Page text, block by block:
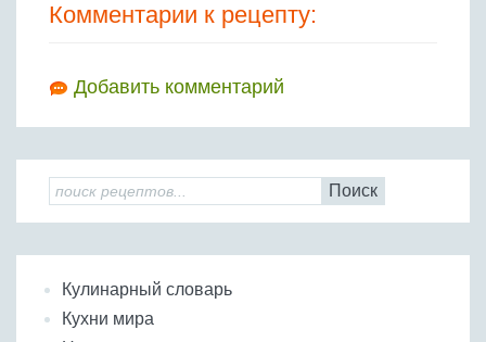
Комментарии к рецепту:
Добавить комментарий
Поиск
Кулинарный словарь
Кухни мира